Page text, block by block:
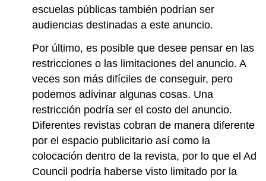
escuelas públicas también podrían ser
audiencias destinadas a este anuncio.
Por último, es posible que desee pensar en las
restricciones o las limitaciones del anuncio. A
veces son más difíciles de conseguir, pero
podemos adivinar algunas cosas. Una
restricción podría ser el costo del anuncio.
Diferentes revistas cobran de manera diferente
por el espacio publicitario así como la
colocación dentro de la revista, por lo que el Ad
Council podría haberse visto limitado por la